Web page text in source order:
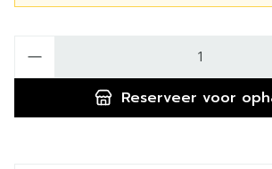
Reserveer voor